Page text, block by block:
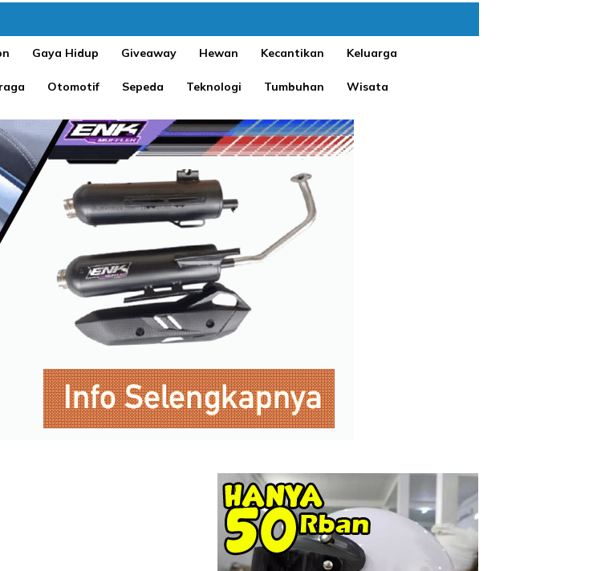
Gaya Hidup Giveaway Hewan Kecantikan Keluarga
Otomotif Sepeda Teknologi Tumbuhan Wisata